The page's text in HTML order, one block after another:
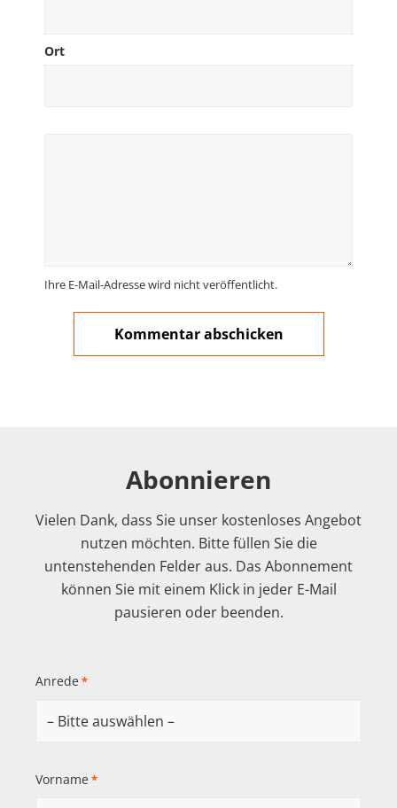
Ort
Ihre E-Mail-Adresse wird nicht veröffentlicht.
Abonnieren
Vielen Dank, dass Sie unser kostenloses Angebot
nutzen möchten. Bitte füllen Sie die
untenstehenden Felder aus. Das Abonnement
können Sie mit einem Klick in jeder E-Mail
pausieren oder beenden.
Anrede *
Vorname *